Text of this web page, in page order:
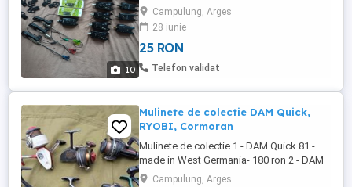
10
avertizori, senzori 2 Baracuda 35 ron
bucata (60 amandoi), 1 Bucata DAM SI 1
Bucata FL - 40 ron bucata ( 70 amandoi)
Poza 4 - 6 avertizori / senzori CarpExpert -
50 ron bucata Poza 5,6,7 - 6 swingeri Carp
Campulung, Arges
28 iunie
25 RON
Telefon validat
Mulinete de colectie DAM Quick,
RYOBI, Cormoran
Mulinete de colectie 1 - DAM Quick 81 -
made in West Germania- 180 ron 2 - DAM
Quick 220 - made în West Germania - 160
Campulung, Arges